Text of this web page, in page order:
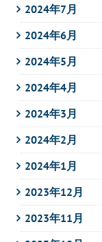
2024年7月
2024年6月
2024年5月
2024年4月
2024年3月
2024年2月
2024年1月
2023年12月
2023年11月